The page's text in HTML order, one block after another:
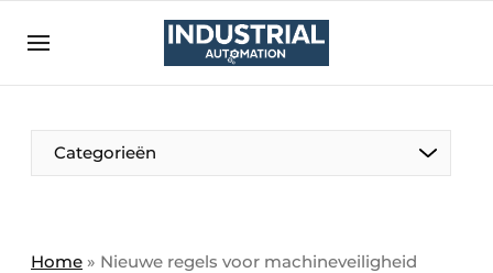
Aanmelden
Bedrijven
Bedrijven
Direct contact
Categorieën
Home » Nieuwe regels voor machineveiligheid